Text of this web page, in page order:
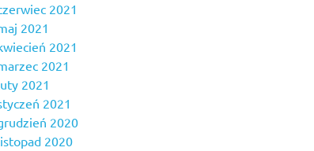
2021
2021
2021
2021
2021
2021
2020
2020